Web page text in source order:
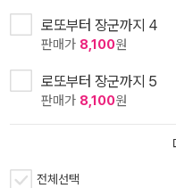
로또부터 장군까지 4
판매가 8,100원
로또부터 장군까지 5
판매가 8,100원
전체선택